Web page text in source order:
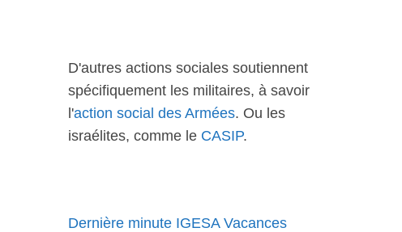
D'autres actions sociales soutiennent
spécifiquement les militaires, à savoir
l'action social des Armées. Ou les
israélites, comme le CASIP.
Dernière minute IGESA Vacances